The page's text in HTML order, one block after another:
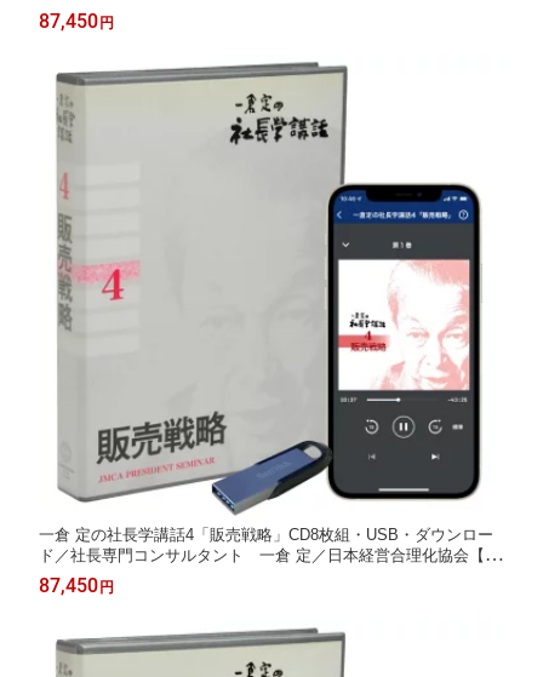
演チャンネル】
87,450円
一倉 定の社長学講話4「販売戦略」CD8枚組・USB・ダウンロー
ド／社長専門コンサルタント 一倉 定／日本経営合理化協会【講
演チャンネル】
87,450円